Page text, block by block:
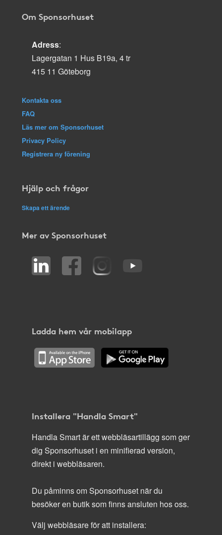
Om Sponsorhuset
Adress:
Lagergatan 1 Hus B19a, 4 tr
415 11 Göteborg
Kontakta oss
FAQ
Läs mer om Sponsorhuset
Privacy Policy
Registrera ny förening
Hjälp och frågor
Skapa ett ärende
Mer av Sponsorhuset
Ladda hem vår mobilapp
Installera "Handla Smart"
Handla Smart är ett webbläsartillägg som ger
dig Sponsorhuset i en minifierad version,
direkt i webbläsaren.
Du påminns om Sponsorhuset när du
besöker en butik som finns ansluten hos oss.
Välj webbläsare för att installera: